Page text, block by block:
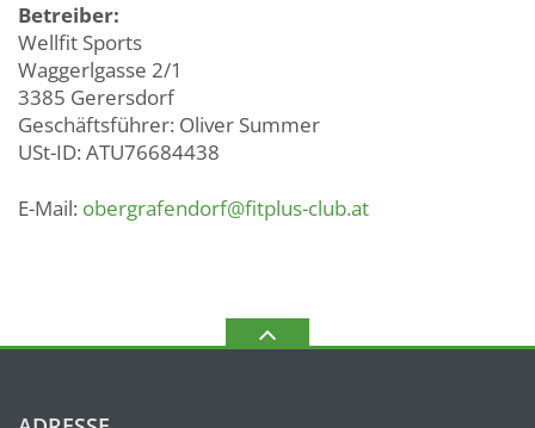
Betreiber:
Wellfit Sports
Waggerlgasse 2/1
3385 Gerersdorf
Geschäftsführer: Oliver Summer
USt-ID: ATU76684438
E-Mail: obergrafendorf@fitplus-club.at